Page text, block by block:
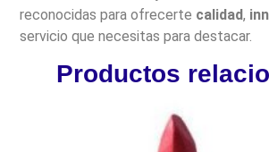
reconocidas para ofrecerte calidad,
servicio que necesitas para destacar.
Productos